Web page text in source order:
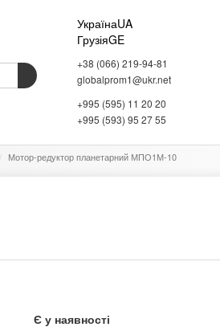
УкраїнаUA
ГрузіяGE
+38 (066) 219-94-81
globalprom1@ukr.net
+995 (595) 11 20 20
+995 (593) 95 27 55
ІНФОРМАЦІЯ ПРО КОМПАНІЮ
Мотор-редуктор планетарний МПО1М-10
Є у наявності